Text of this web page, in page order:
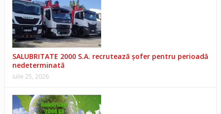
SALUBRITATE 2000 S.A. recrutează șofer pentru perioadă
nedeterminată
iulie 25, 2026